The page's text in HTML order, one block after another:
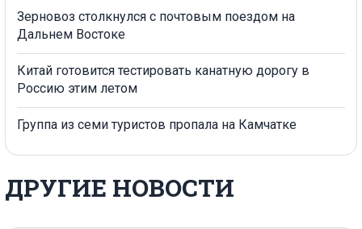
Зерновоз столкнулся с почтовым поездом на
Дальнем Востоке
Китай готовится тестировать канатную дорогу в
Россию этим летом
Группа из семи туристов пропала на Камчатке
ДРУГИЕ НОВОСТИ